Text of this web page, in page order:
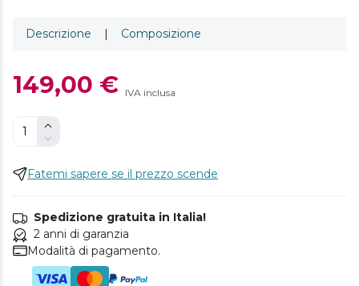
Descrizione | Composizione
149,00 € IVA inclusa
Fatemi sapere se il prezzo scende
Spedizione gratuita in Italia!
2 anni di garanzia
Modalità di pagamento.